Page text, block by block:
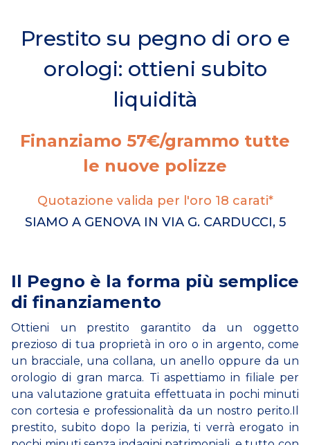
Prestito su pegno di oro e
orologi: ottieni subito
liquidità
Finanziamo 57€/grammo tutte
le nuove polizze
Quotazione valida per l'oro 18 carati*
SIAMO A GENOVA IN VIA G. CARDUCCI, 5
Il Pegno è la forma più semplice
di finanziamento
Ottieni un prestito garantito da un oggetto
prezioso di tua proprietà in oro o in argento, come
un bracciale, una collana, un anello oppure da un
orologio di gran marca. Ti aspettiamo in filiale per
una valutazione gratuita effettuata in pochi minuti
con cortesia e professionalità da un nostro perito.Il
prestito, subito dopo la perizia, ti verrà erogato in